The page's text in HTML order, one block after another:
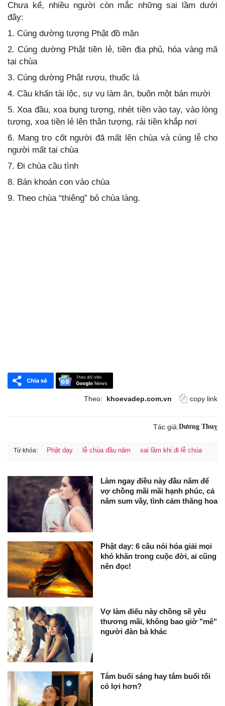
Chưa kể, nhiều người còn mắc những sai lầm dưới
đây:
1. Cúng dường tượng Phật đồ mặn
2. Cúng dường Phật tiền lẻ, tiền địa phủ, hóa vàng mã
tại chùa
3. Cúng dường Phật rượu, thuốc lá
4. Cầu khấn tài lộc, sự vụ làm ăn, buôn một bán mười
5. Xoa đầu, xoa bụng tượng, nhét tiền vào tay, vào lòng
tượng, xoa tiền lẻ lên thân tượng, rải tiền khắp nơi
6. Mang tro cốt người đã mất lên chùa và cúng lễ cho
người mất tại chùa
7. Đi chùa cầu tình
8. Bán khoán con vào chùa
9. Theo chùa “thiêng” bỏ chùa làng.
Theo: khoevadep.com.vn copy link
Tác giả:Dương Thuỵ
Từ khóa: Phật dạy lễ chùa đầu năm sai lầm khi đi lễ chùa
Làm ngay điều này đầu năm để
vợ chồng mãi mãi hạnh phúc, cả
năm sum vầy, tình cảm thăng hoa
Phật dạy: 6 câu nói hóa giải mọi
khó khăn trong cuộc đời, ai cũng
nên đọc!
Vợ làm điểu này chồng sẽ yêu
thương mãi, không bao giờ "mê"
người đàn bà khác
Tắm buổi sáng hay tắm buổi tối
có lợi hơn?